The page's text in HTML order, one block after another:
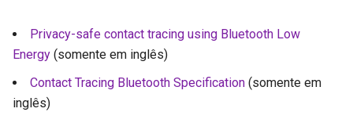
Privacy-safe contact tracing using Bluetooth Low
Energy (somente em inglês)
Contact Tracing Bluetooth Specification (somente em
inglês)